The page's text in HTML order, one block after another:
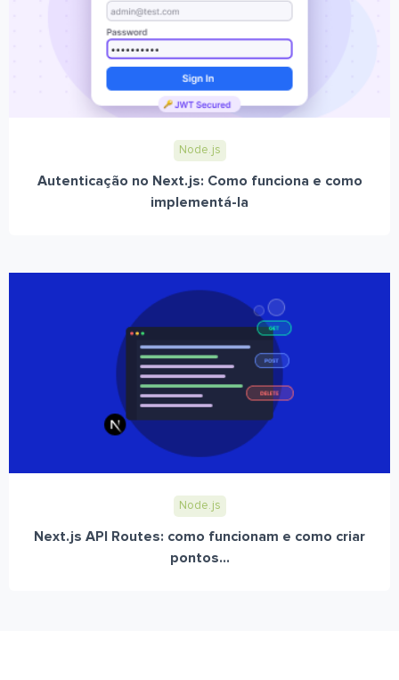
Node.js
Autenticação no Next.js: Como funciona e como
implementá-la
Node.js
Next.js API Routes: como funcionam e como criar
pontos...